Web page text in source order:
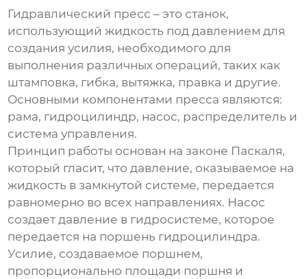
Гидравлический пресс – это станок,
использующий жидкость под давлением для
создания усилия, необходимого для
выполнения различных операций, таких как
штамповка, гибка, вытяжка, правка и другие.
Основными компонентами пресса являются:
рама, гидроцилиндр, насос, распределитель и
система управления.
Принцип работы основан на законе Паскаля,
который гласит, что давление, оказываемое на
жидкость в замкнутой системе, передается
равномерно во всех направлениях. Насос
создает давление в гидросистеме, которое
передается на поршень гидроцилиндра.
Усилие, создаваемое поршнем,
пропорционально площади поршня и